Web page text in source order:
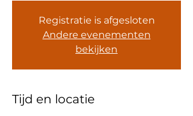
Registratie is afgesloten
Andere evenementen
bekijken
Tijd en locatie